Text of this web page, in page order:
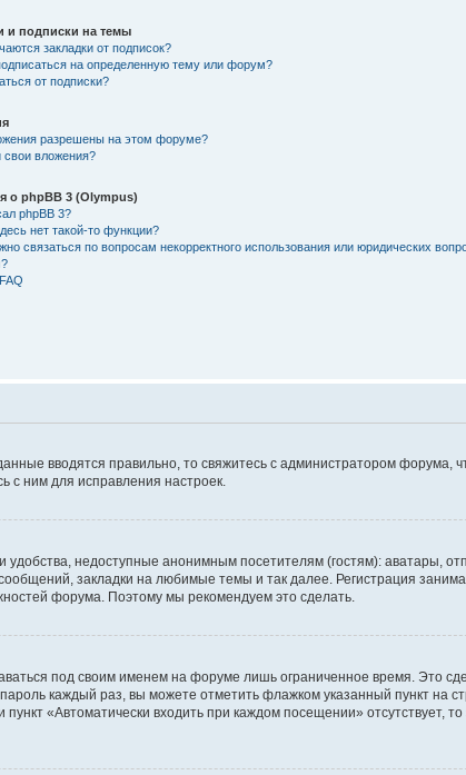
и подписки на темы
закладки от подписок?
на определенную тему или форум?
от подписки?
разрешены на этом форуме?
свои вложения?
о phpBB 3 (Olympus)
phpBB 3?
нет такой-то функции?
связаться по вопросам некорректного использования или юридических
вводятся правильно, то свяжитесь с администратором форума,
с ним для исправления настроек.
недоступные анонимным посетителям (гостям): аватары,
закладки на любимые темы и так далее. Регистрация
форума. Поэтому мы рекомендуем это сделать.
под своим именем на форуме лишь ограниченное время. Это
каждый раз, вы можете отметить флажком указанный пункт на
«Автоматически входить при каждом посещении» отсутствует, то